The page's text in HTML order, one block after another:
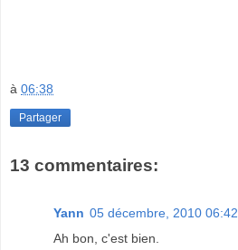
à 06:38
Partager
13 commentaires:
Yann 05 décembre, 2010 06:42
Ah bon, c'est bien.